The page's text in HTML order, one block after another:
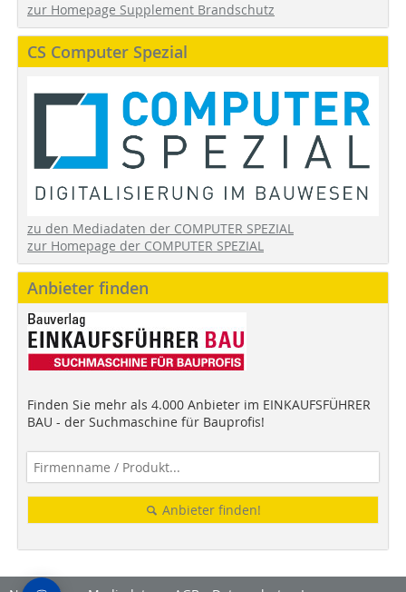
zur Homepage Supplement Brandschutz
CS Computer Spezial
zu den Mediadaten der COMPUTER SPEZIAL
zur Homepage der COMPUTER SPEZIAL
Anbieter finden
Finden Sie mehr als 4.000 Anbieter im EINKAUFSFÜHRER
BAU - der Suchmaschine für Bauprofis!
Anbieter finden!